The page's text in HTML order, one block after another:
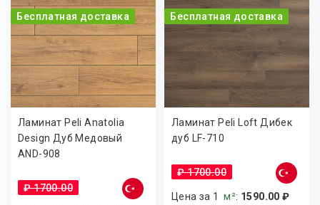
Бесплатная доставка
Ламинат Peli Anatolia
Design Дуб Медовый
AND-908
₽ 1700.00
Бесплатная доставка
Ламинат Peli Loft Дибек
дуб LF-710
₽ 1700.00
Цена за 1м²: 1590.00 ₽